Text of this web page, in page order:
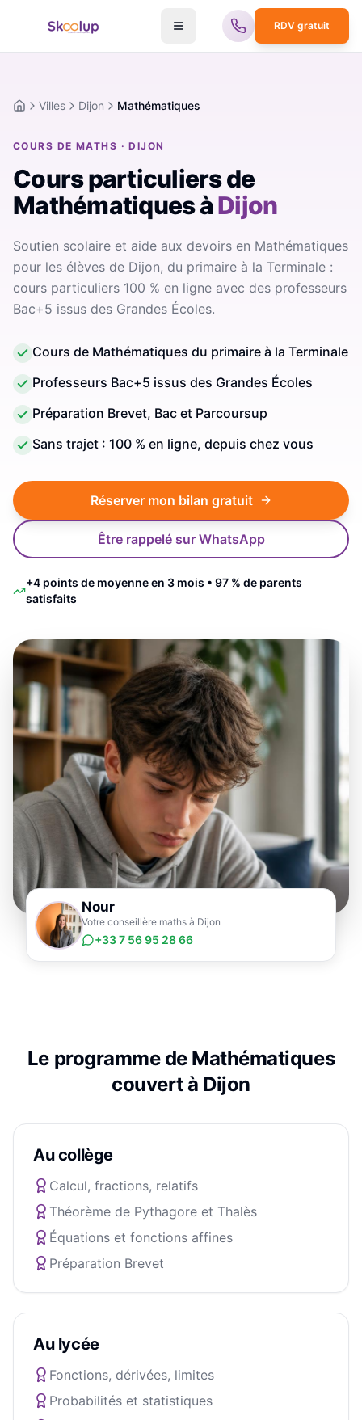
RDV gratuit
AccueilVilles Dijon Mathématiques
COURS DE MATHS · DIJON
Cours particuliers de
MathématiquesàDijon
Soutien scolaire et aide aux devoirs en Mathématiques
pour les élèves de Dijon, du primaire à la Terminale :
cours particuliers 100 % en ligne avec des professeurs
Bac+5 issus des Grandes Écoles.
Cours de Mathématiques du primaire à la Terminale
Professeurs Bac+5 issus des Grandes Écoles
Préparation Brevet, Bac et Parcoursup
Sans trajet : 100 % en ligne, depuis chez vous
Réserver mon bilan gratuit
Être rappelé sur WhatsApp
+4 points de moyenne en 3 mois • 97 % de parents
satisfaits
Nour
Votre conseillère maths à Dijon
+33 7 56 95 28 66
Le programme de Mathématiques
couvert à Dijon
Au collège
Calcul, fractions, relatifs
Théorème de Pythagore et Thalès
Équations et fonctions affines
Préparation Brevet
Au lycée
Fonctions, dérivées, limites
Probabilités et statistiques